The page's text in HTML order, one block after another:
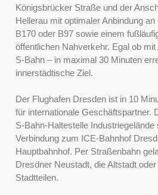
Königsbrücker Straße und der
Hellerau mit optimaler Anbindung an
B170 oder B97 sowie einem
öffentlichen Nahverkehr. Egal ob
S-Bahn – in maximal 30 Minuten
innerstädtische Ziel.
Der Flughafen Dresden ist in 10
für internationale Geschäftspartner.
S-Bahn-Haltestelle
Verbindung zum ICE-Bahnhof
Hauptbahnhof. Per Straßenbahn
Dresdner Neustadt, die Altstadt
Stadtteilen.